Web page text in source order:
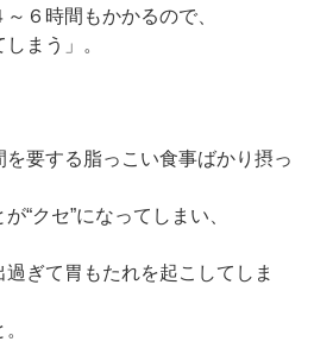
６時間もかかるので、
まう」。
要する脂っこい食事ばかり摂っ
“クセ”になってしまい、
過ぎて胃もたれを起こしてしま